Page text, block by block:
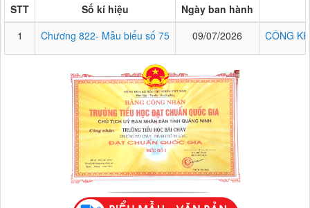
STT Số kí hiệu
Ngày ban hành
1
Chương 822- Mẫu biểu số 75 09/07/2026 CÔNG